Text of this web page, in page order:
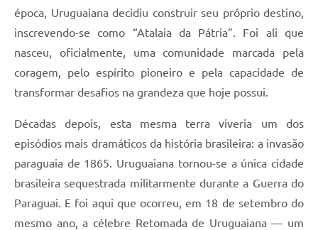
época, Uruguaiana decidiu construir seu próprio destino,
inscrevendo-se como “Atalaia da Pátria”. Foi ali que
nasceu, oficialmente, uma comunidade marcada pela
coragem, pelo espírito pioneiro e pela capacidade de
transformar desafios na grandeza que hoje possui.
Décadas depois, esta mesma terra viveria um dos
episódios mais dramáticos da história brasileira: a invasão
paraguaia de 1865. Uruguaiana tornou-se a única cidade
brasileira sequestrada militarmente durante a Guerra do
Paraguai. E foi aqui que ocorreu, em 18 de setembro do
mesmo ano, a célebre Retomada de Uruguaiana — um